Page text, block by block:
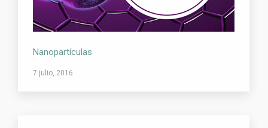
Nanopartículas
7 julio, 2016